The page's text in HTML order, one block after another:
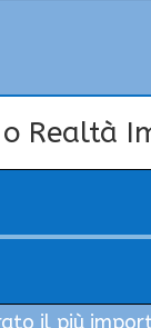
Realtà
Audio
il più